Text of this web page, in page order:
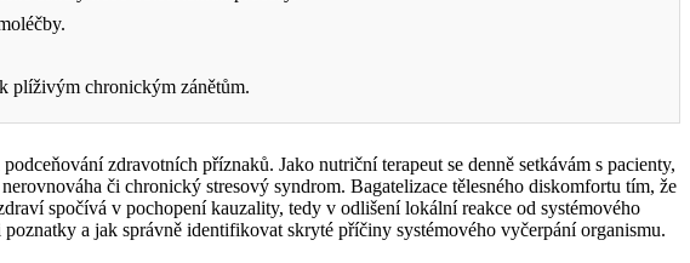
plíživým chronickým zánětům.
zdravotních příznaků. Jako nutriční terapeut se denně setkávám s pacienty,
či chronický stresový syndrom. Bagatelizace tělesného diskomfortu tím, že
spočívá v pochopení kauzality, tedy v odlišení lokální reakce od systémového
a jak správně identifikovat skryté příčiny systémového vyčerpání organismu.